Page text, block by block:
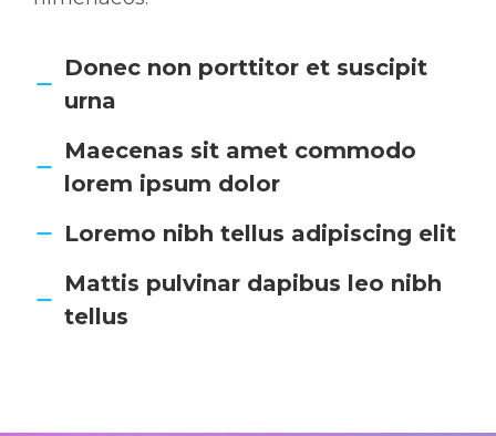
Donec non porttitor et suscipit
urna
Maecenas sit amet commodo
lorem ipsum dolor
Loremo nibh tellus adipiscing elit
Mattis pulvinar dapibus leo nibh
tellus